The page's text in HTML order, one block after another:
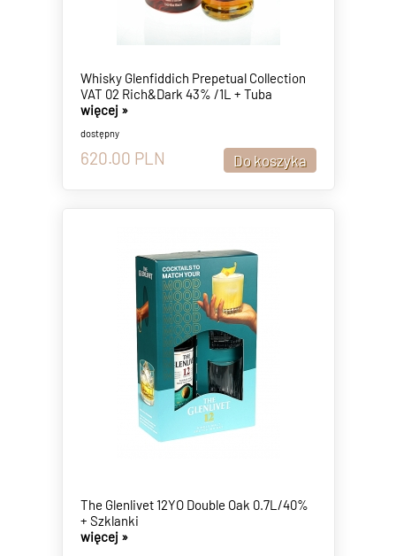
Whisky Glenfiddich Prepetual Collection
VAT 02 Rich&Dark 43% /1L + Tuba
więcej »
dostępny
620.00 PLN
The Glenlivet 12YO Double Oak 0.7L/40%
+ Szklanki
więcej »